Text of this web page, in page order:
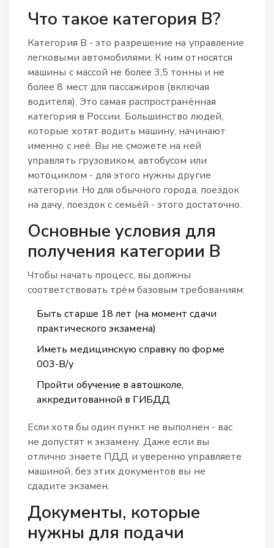
Что такое категория В?
Категория В - это разрешение на управление
легковыми автомобилями. К ним относятся
машины с массой не более 3,5 тонны и не
более 8 мест для пассажиров (включая
водителя). Это самая распространённая
категория в России. Большинство людей,
которые хотят водить машину, начинают
именно с неё. Вы не сможете на ней
управлять грузовиком, автобусом или
мотоциклом - для этого нужны другие
категории. Но для обычного города, поездок
на дачу, поездок с семьёй - этого достаточно.
Основные условия для
получения категории В
Чтобы начать процесс, вы должны
соответствовать трём базовым требованиям:
Быть старше 18 лет (на момент сдачи
практического экзамена)
Иметь медицинскую справку по форме
003-В/у
Пройти обучение в автошколе,
аккредитованной в ГИБДД
Если хотя бы один пункт не выполнен - вас
не допустят к экзамену. Даже если вы
отлично знаете ПДД и уверенно управляете
машиной, без этих документов вы не
сдадите экзамен.
Документы, которые
нужны для подачи